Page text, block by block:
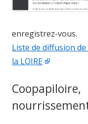
enregistrez-vous.
Liste de diffusion
la LOIRE